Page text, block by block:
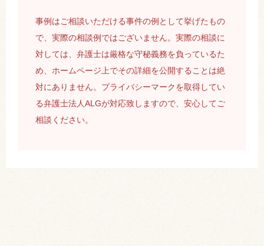
事例はご相談いただける事件の例として挙げたもの
で、実際の相談例ではございません。実際の相談に
対しては、弁護士は厳格な守秘義務を負っているた
め、ホームページ上でその詳細を公開することは絶
対にありません。プライバシーマークを取得してい
る弁護士法人ALGが対応致しますので、安心してご
相談ください。